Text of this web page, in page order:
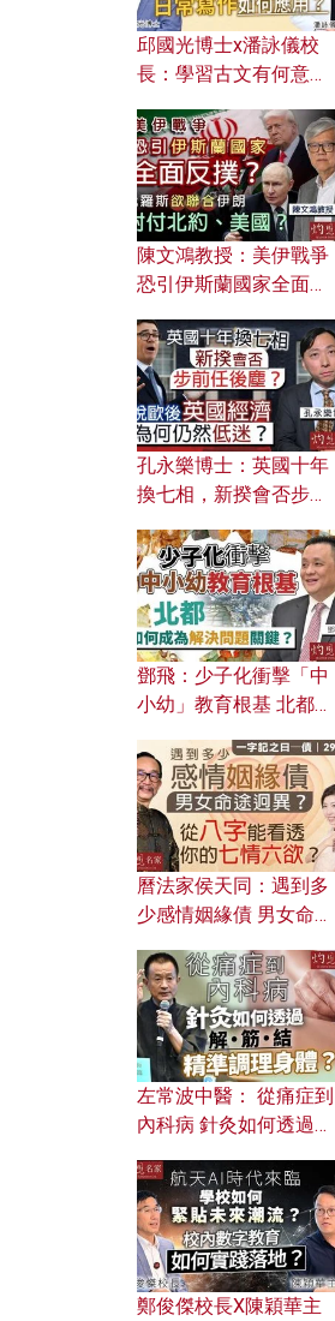
邱國光博士x潘詠儀校
長：學習古文有何意
文之美？ 日常寫作如何
應用？
陳文鴻教授：美伊戰爭
恐引伊斯蘭國家全面反
對付北約美國？
孔永樂博士：英國十年
換七相，新揆會否步前
濟為何仍然低迷？
鄧飛：少子化衝擊「中
小幼」教育根基 北都如
曆法家侯天同：遇到多
少感情姻緣債 男女命途
的七情六欲？
左常波中醫： 從痛症到
內科病 針灸如何透過解
鄭俊傑校長X陳穎華主